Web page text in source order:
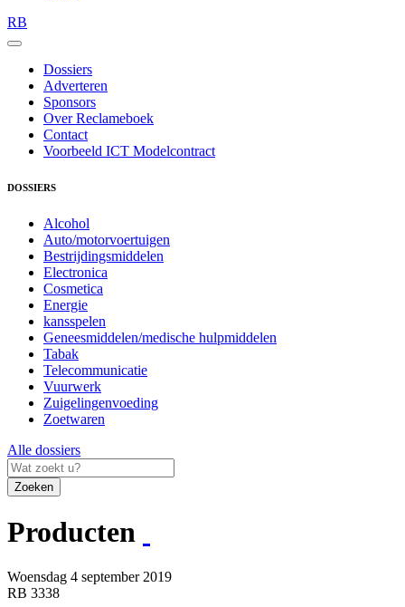
RB
Dossiers
Adverteren
Sponsors
Over Reclameboek
Contact
Voorbeeld ICT Modelcontract
DOSSIERS
Alcohol
Auto/motorvoertuigen
Bestrijdingsmiddelen
Electronica
Cosmetica
Energie
kansspelen
Geneesmiddelen/medische hulpmiddelen
Tabak
Telecommunicatie
Vuurwerk
Zuigelingenvoeding
Zoetwaren
Alle dossiers
Zoeken
Producten
Woensdag 4 september 2019
RB 3338